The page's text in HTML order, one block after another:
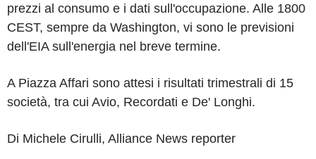
prezzi al consumo e i dati sull'occupazione. Alle 1800
CEST, sempre da Washington, vi sono le previsioni
dell'EIA sull'energia nel breve termine.
A Piazza Affari sono attesi i risultati trimestrali di 15
società, tra cui Avio, Recordati e De' Longhi.
Di Michele Cirulli, Alliance News reporter